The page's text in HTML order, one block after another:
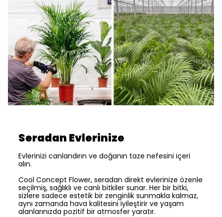
Seradan Evlerinize
Evlerinizi canlandırın ve doğanın taze nefesini içeri
alın.
Cool Concept Flower, seradan direkt evlerinize özenle
seçilmiş, sağlıklı ve canlı bitkiler sunar. Her bir bitki,
sizlere sadece estetik bir zenginlik sunmakla kalmaz,
aynı zamanda hava kalitesini iyileştirir ve yaşam
alanlarınızda pozitif bir atmosfer yaratır.